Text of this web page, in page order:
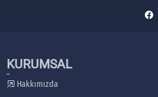
KURUMSAL
Hakkımızda